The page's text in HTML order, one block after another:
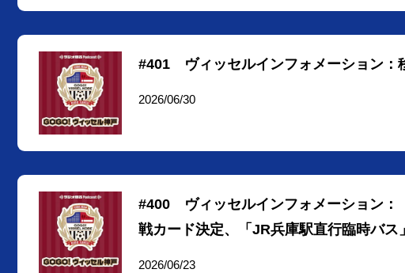
#401 ヴィッセルインフォメーション：
2026/06/30
#400 ヴィッセルインフォメーション：
戦カード決定、「JR兵庫駅直行臨時バス
2026/06/23